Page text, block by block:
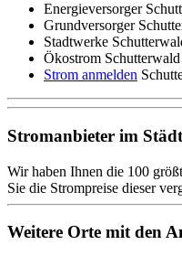
Energieversorger
Grundversorger
Stadtwerke
Ökostrom Schutterwald
Strom anmelden
Stromanbieter im
Wir haben Ihnen die 100
Sie die Strompreise dieser
Weitere Orte mit den